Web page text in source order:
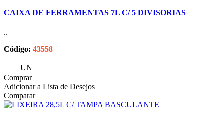
CAIXA DE FERRAMENTAS 7L C/ 5 DIVISORIAS
..
Código: 43558
UN
Comprar
Adicionar a Lista de Desejos
Comparar